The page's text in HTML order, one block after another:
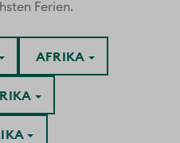
Ferien.
AFRIKA